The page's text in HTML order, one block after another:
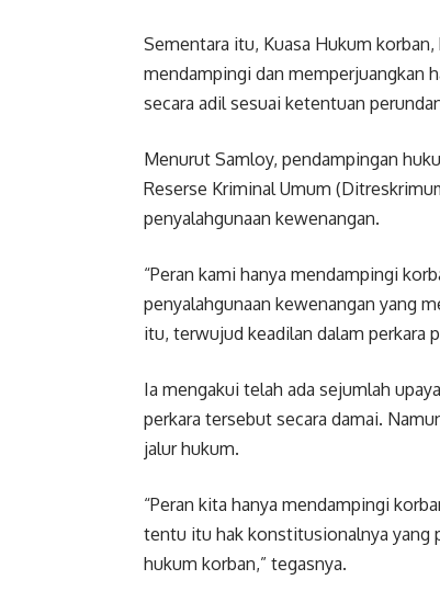
Sementara itu, Kuasa Hukum
mendampingi dan memperjuangkan
secara adil sesuai ketentuan
Menurut Samloy, pendampingan
Reserse Kriminal Umum
penyalahgunaan kewenangan.
“Peran kami hanya mendampingi
penyalahgunaan kewenangan yang
itu, terwujud keadilan dalam perkara
Ia mengakui telah ada sejumlah
perkara tersebut secara damai.
jalur hukum.
“Peran kita hanya mendampingi
tentu itu hak konstitusionalnya yang
hukum korban,” tegasnya.